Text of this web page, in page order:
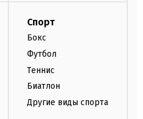
Спорт
Бокс
Футбол
Теннис
Биатлон
Другие виды спорта